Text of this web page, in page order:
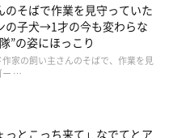
（笑） 銀次くんっ
？
のそばで作業を見守っていた
の子犬→1才の今も変わらな
”の姿にほっこり
家の飼い主さんのそばで、作業を見
ー …
っとこっち来て」なでてとア